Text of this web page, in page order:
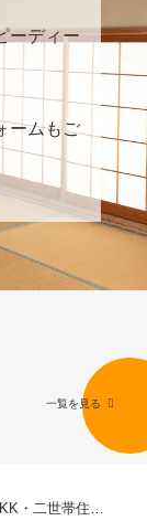
ーディー
ームもご
一覧を見る
住…